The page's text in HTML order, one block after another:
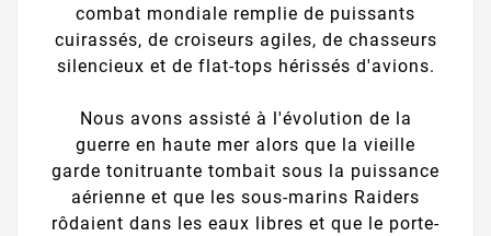
combat mondiale remplie de puissants
cuirassés, de croiseurs agiles, de chasseurs
silencieux et de flat-tops hérissés d'avions.
Nous avons assisté à l'évolution de la
guerre en haute mer alors que la vieille
garde tonitruante tombait sous la puissance
aérienne et que les sous-marins Raiders
rôdaient dans les eaux libres et que le porte-